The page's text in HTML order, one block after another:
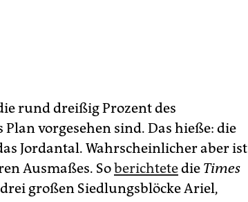
rund dreißig Prozent des
vorgesehen sind. Das hieße: die
Jordantal. Wahrscheinlicher aber ist
Ausmaßes. Soberichtetedie Times
großen Siedlungsblöcke Ariel,